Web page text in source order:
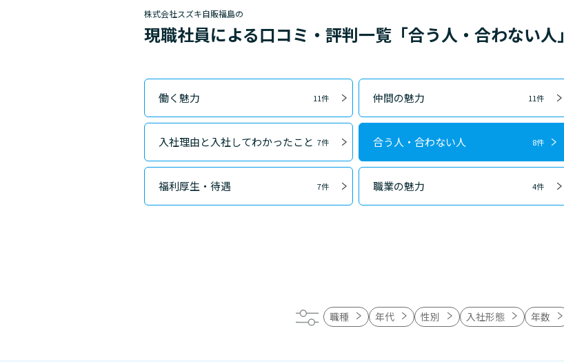
株式会社スズキ自販福島の
現職社員による口コミ・評判一覧「合う人・合わない人」
働く魅力 11件 仲間の魅力 11件
入社理由と入社してわかったこと 7件 合う人・合わない人 8件
福利厚生・待遇 7件 職業の魅力 4件
職種 年代 性別 入社形態 年数